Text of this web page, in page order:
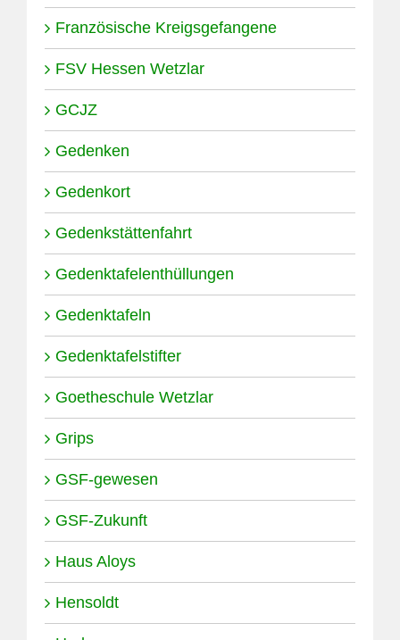
Französische Kreigsgefangene
FSV Hessen Wetzlar
GCJZ
Gedenken
Gedenkort
Gedenkstättenfahrt
Gedenktafelenthüllungen
Gedenktafeln
Gedenktafelstifter
Goetheschule Wetzlar
Grips
GSF-gewesen
GSF-Zukunft
Haus Aloys
Hensoldt